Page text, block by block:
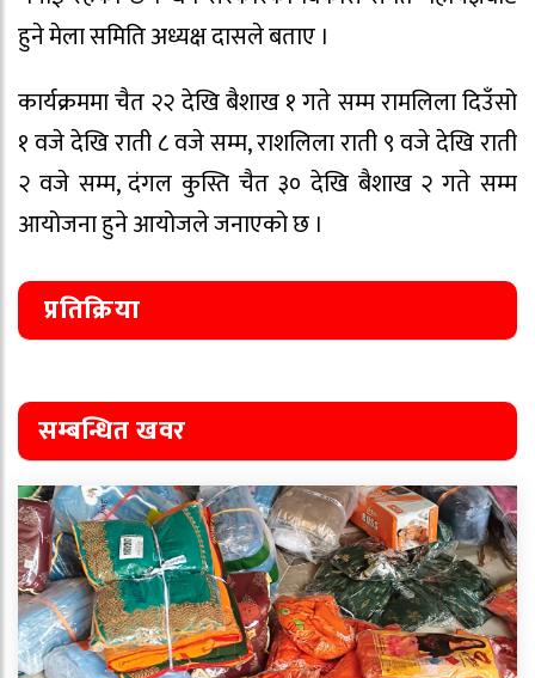
हुने मेला समिति अध्यक्ष दासले बताए ।
कार्यक्रममा चैत २२ देखि बैशाख १ गते सम्म रामलिला दिउँसो
१ वजे देखि राती ८ वजे सम्म, राशलिला राती ९ वजे देखि राती
२ वजे सम्म, दंगल कुस्ति चैत ३० देखि बैशाख २ गते सम्म
आयोजना हुने आयोजले जनाएको छ ।
प्रतिक्रिया
सम्बन्धित खवर